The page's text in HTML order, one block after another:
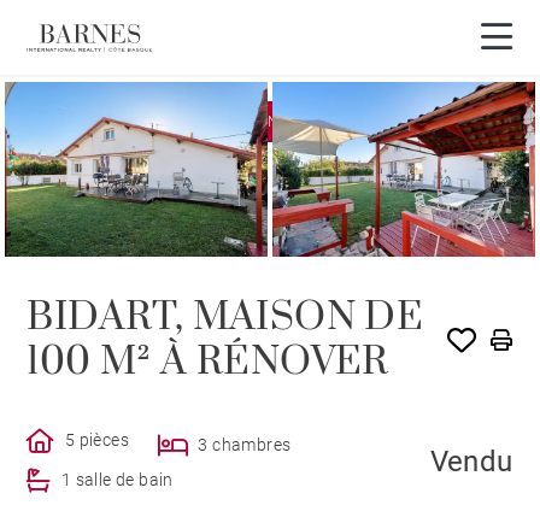
EXCLUSIVITÉ VENDU PAR BARNES
BIDART, MAISON DE
100 M² À RÉNOVER
5 pièces
3 chambres
1 salle de bain
Vendu